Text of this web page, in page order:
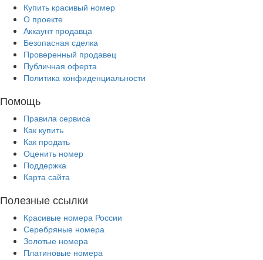
Купить красивый номер
О проекте
Аккаунт продавца
Безопасная сделка
Проверенный продавец
Публичная оферта
Политика конфиденциальности
Помощь
Правила сервиса
Как купить
Как продать
Оценить номер
Поддержка
Карта сайта
Полезные ссылки
Красивые номера России
Серебряные номера
Золотые номера
Платиновые номера